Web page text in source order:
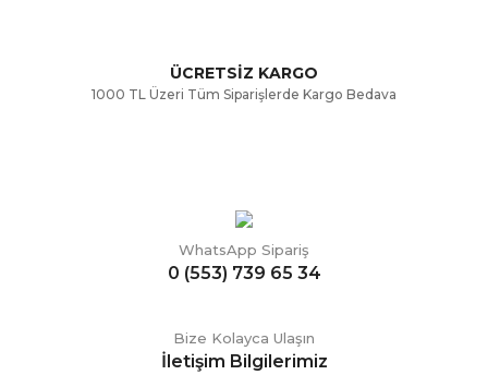
Gönder
ÜCRETSİZ KARGO
1000 TL Üzeri Tüm Siparişlerde Kargo Bedava
WhatsApp Sipariş
0 (553) 739 65 34
Bize Kolayca Ulaşın
İletişim Bilgilerimiz